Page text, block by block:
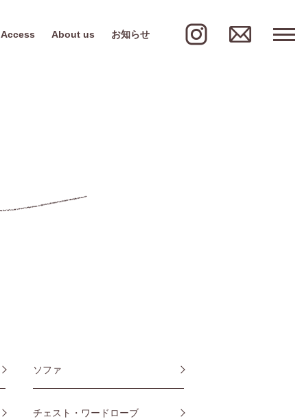
Access About us お知らせ
ソファ
チェスト・ワードローブ